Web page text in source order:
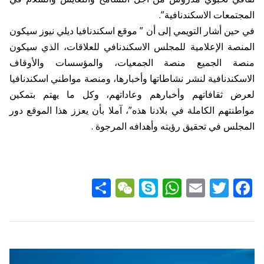
المجتمعات الاسكندنافية”.
في حين أشار التويمي إلى أن ” موقع اسكندنافيا ديلي نيوز سيكون
المنصة الإعلامية للمجلس الاسكندنافي للعلاقات، الذي سيكون
منصة الجميع منصة الجمعيات، والمؤسسات والأوقاف
الاسكندنافية لنشر نشاطاتها وأخبارها، ومنصة مواطني اسكندنافيا
لعرض ثقافاتهم وأخبارهم وعاداتهم، وكل ما يهتم بتمكين
مواطنتهم الكاملة في بلادنا هذه”، آملا بأن يعزز هذا الموقع دور
المجلس في تحقيق رؤيته وأهدافه المرجوة .
Facebook
Twitter
Email
WhatsApp
Skype
WeChat
Share